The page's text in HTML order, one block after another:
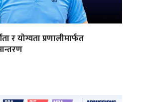
र योग्यता प्रणालीमार्फत